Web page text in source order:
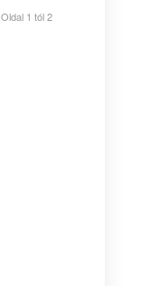
Oldal 1 tól 2